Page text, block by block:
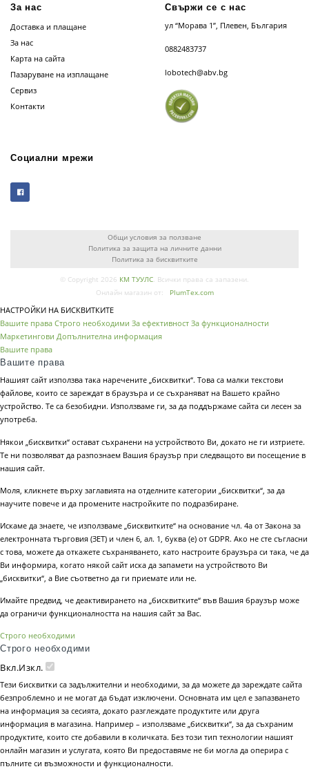
За нас
Доставка и плащане
За нас
Карта на сайта
Пазаруване на изплащане
Сервиз
Контакти
Свържи се с нас
ул “Морава 1”, Плевен, България
0882483737
lobotech@abv.bg
Социални мрежи
Общи условия за ползване
Политика за защита на личните данни
Политика за бисквитките
© Copyright 2026 КМ ТУУЛС. Всички права са запазени.
Онлайн магазин от:
PlumTex.com
НАСТРОЙКИ НА БИСКВИТКИТЕ
Вашите права Строго необходими За ефективност За функционалности
Маркетингови Допълнителна информация
Вашите права
Вашите права
Нашият сайт използва така наречените „бисквитки“. Това са малки текстови
файлове, които се зареждат в браузъра и се съхраняват на Вашето крайно
устройство. Те са безобидни. Използваме ги, за да поддържаме сайта си лесен за
употреба.
Някои „бисквитки“ остават съхранени на устройството Ви, докато не ги изтриете.
Те ни позволяват да разпознаем Вашия браузър при следващото ви посещение в
нашия сайт.
Моля, кликнете върху заглавията на отделните категории „бисквитки“, за да
научите повече и да промените настройките по подразбиране.
Искаме да знаете, че използваме „бисквитките“ на основание чл. 4а от Закона за
електронната търговия (ЗЕТ) и член 6, ал. 1, буква (е) от GDPR. Ако не сте съгласни
с това, можете да откажете съхраняването, като настроите браузъра си така, че да
Ви информира, когато някой сайт иска да запамети на устройството Ви
„бисквитки“, а Вие съответно да ги приемате или не.
Имайте предвид, че деактивирането на „бисквитките“ във Вашия браузър може
да ограничи функционалността на нашия сайт за Вас.
Строго необходими
Строго необходими
Вкл.Изкл.
Тези бисквитки са задължителни и необходими, за да можете да зареждате сайта
безпроблемно и не могат да бъдат изключени. Основната им цел е запазването
на информация за сесията, докато разглеждате продуктите или друга
информация в магазина. Например – използваме „бисквитки“, за да съхраним
продуктите, които сте добавили в количката. Без този тип технологии нашият
онлайн магазин и услугата, която Ви предоставяме не би могла да оперира с
пълните си възможности и функционалности.